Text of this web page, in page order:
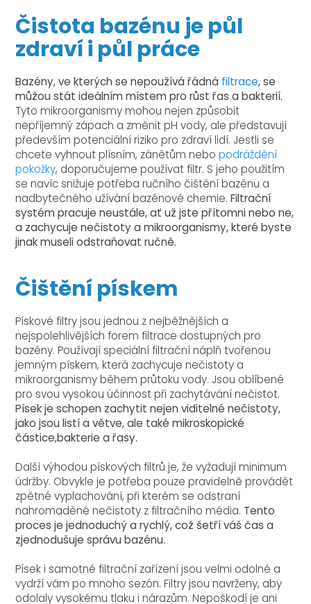
Čistota bazénu je půl
zdraví i půl práce
Bazény, ve kterých se nepoužívá řádná filtrace, se
můžou stát ideálním místem pro růst řas a bakterií.
Tyto mikroorganismy mohou nejen způsobit
nepříjemný zápach a změnit pH vody, ale představují
především potenciální riziko pro zdraví lidí. Jestli se
chcete vyhnout plísním, zánětům nebopodráždění
pokožky, doporučujeme používat filtr. S jeho použitím
se navíc snižuje potřeba ručního čištění bazénu a
nadbytečného užívání bazénové chemie.Filtrační
systém pracuje neustále, ať už jste přítomni nebo ne,
a zachycuje nečistoty a mikroorganismy, které byste
jinak museli odstraňovat ručně.
Čištění pískem
Pískové filtry jsou jednou z nejběžnějších a
nejspolehlivějších forem filtrace dostupných pro
bazény. Používají speciální filtrační náplň tvořenou
jemným pískem, která zachycuje nečistoty a
mikroorganismy během průtoku vody. Jsou oblíbené
pro svou vysokou účinnost při zachytávání nečistot.
Písek je schopen zachytit nejen viditelné nečistoty,
jako jsou listí a větve, ale také mikroskopické
částice,bakterie a řasy.
Další výhodou pískových filtrů je, že vyžadují minimum
údržby. Obvykle je potřeba pouze pravidelně provádět
zpětné vyplachování, při kterém se odstraní
nahromaděné nečistoty z filtračního média. Tento
proces je jednoduchý a rychlý, což šetří váš čas a
zjednodušuje správu bazénu.
Písek i samotné filtrační zařízení jsou velmi odolné a
vydrží vám po mnoho sezón. Filtry jsou navrženy, aby
odolaly vysokému tlaku i nárazům. Nepoškodí je ani